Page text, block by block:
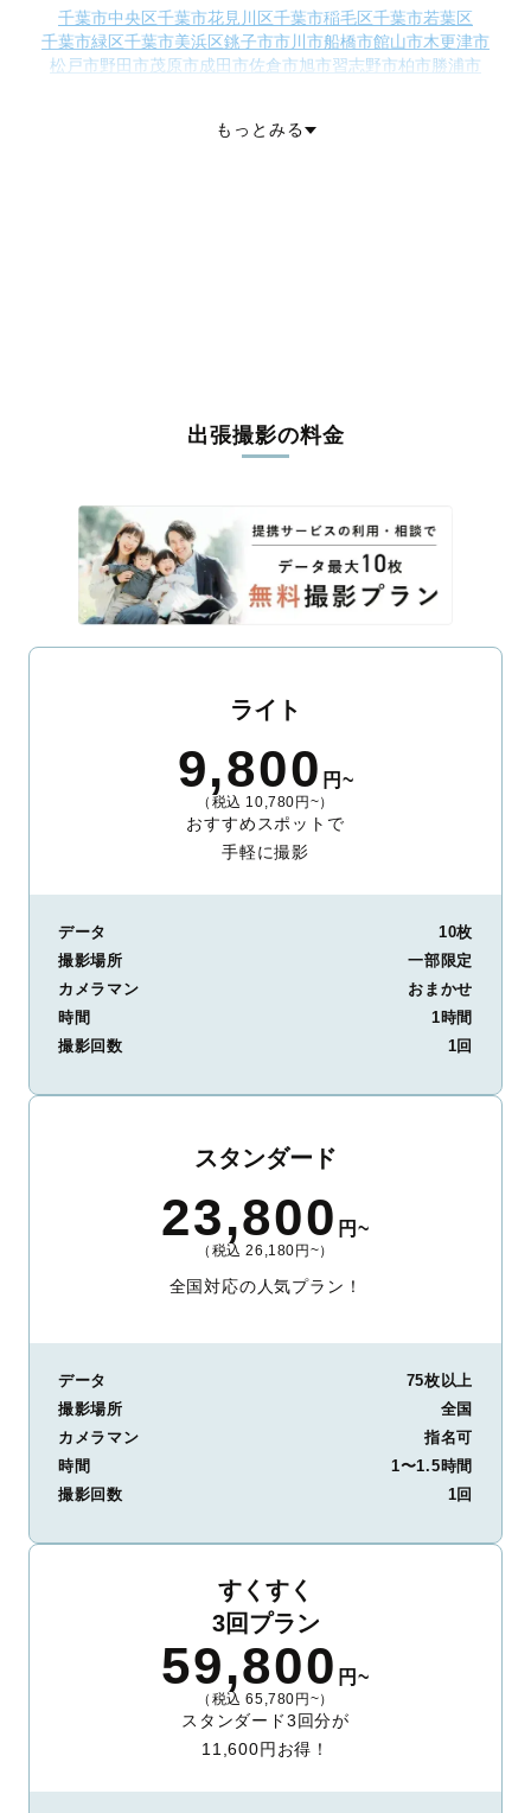
千葉市中央区千葉市花見川区千葉市稲毛区千葉市若葉区
千葉市緑区千葉市美浜区銚子市市川市船橋市館山市木更津市
松戸市野田市茂原市成田市佐倉市旭市習志野市柏市勝浦市
いすみ市大網白里市
もっとみる
出張撮影の料金
ライト
9,800 円~
（税込 10,780円~）
おすすめスポットで
手軽に撮影
データ
10枚
撮影場所
一部限定
カメラマン
おまかせ
時間
1時間
撮影回数
1回
スタンダード
23,800 円~
（税込 26,180円~）
全国対応の人気プラン！
データ
75枚以上
撮影場所
全国
カメラマン
指名可
時間
1〜1.5時間
撮影回数
1回
すくすく
3回プラン
59,800 円~
（税込 65,780円~）
スタンダード3回分が
11,600円お得！